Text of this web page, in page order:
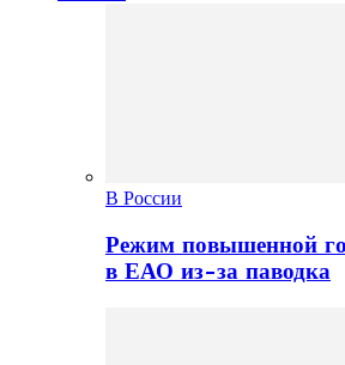
В России
Режим повышенной
в ЕАО из-за паводка